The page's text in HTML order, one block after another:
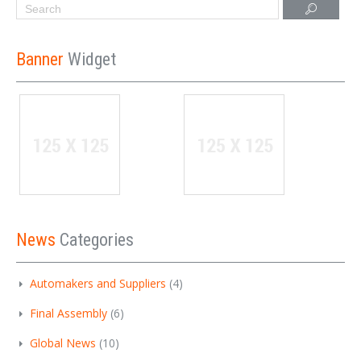
Banner Widget
News Categories
Automakers and Suppliers (4)
Final Assembly (6)
Global News (10)